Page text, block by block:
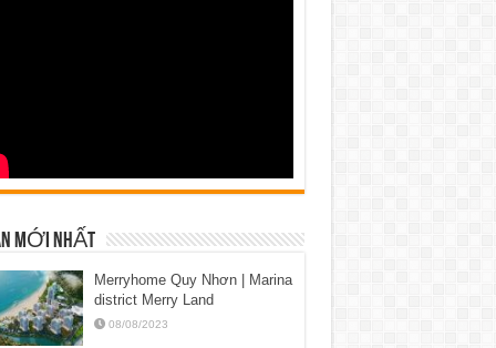
MỚI NHẤT
Merryhome Quy Nhơn | Marina
district Merry Land
08/08/2023